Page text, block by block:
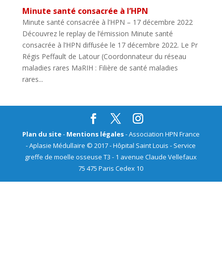
Minute santé consacrée à l’HPN
Minute santé consacrée à l’HPN – 17 décembre 2022
Découvrez le replay de l’émission Minute santé
consacrée à l’HPN diffusée le 17 décembre 2022. Le Pr
Régis Peffault de Latour (Coordonnateur du réseau
maladies rares MaRIH : Filière de santé maladies
rares...
Plan du site- Mentions légales- Association HPN France
- Aplasie Médullaire © 2017 - Hôpital Saint Louis - Service
greffe de moelle osseuse T3 - 1 avenue Claude Vellefaux
75 475 Paris Cedex 10